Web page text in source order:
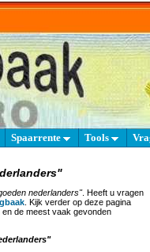
Spaarrente Tools
nederlanders". Heeft u vragen
. Kijk verder op deze pagina
de meest vaak gevonden